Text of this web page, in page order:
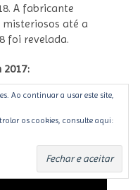
A fabricante
até a
foi revelada.
Ao continuar a usar este site,
os cookies, consulte aqui: